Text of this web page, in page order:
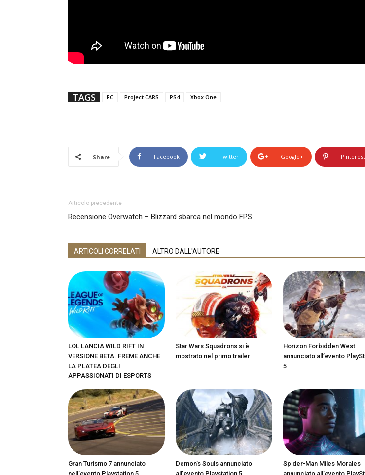
TAGS PC Project CARS PS4 Xbox One
Share Facebook Twitter Google+ Pinterest
Articolo precedente
Recensione Overwatch – Blizzard sbarca nel mondo FPS
ARTICOLI CORRELATI ALTRO DALL'AUTORE
LOL LANCIA WILD RIFT IN
VERSIONE BETA. FREME ANCHE
LA PLATEA DEGLI
APPASSIONATI DI ESPORTS
Star Wars Squadrons si è
mostrato nel primo trailer
Horizon Forbidden West
annunciato all’evento
5
Gran Turismo 7 annunciato
nell’evento Playstation 5
Demon’s Souls annunciato
all’evento Playstation 5
Spider-Man Miles Morales
annunciato all’evento